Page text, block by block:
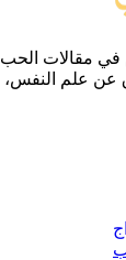
مقالات الحب
علم النفس،